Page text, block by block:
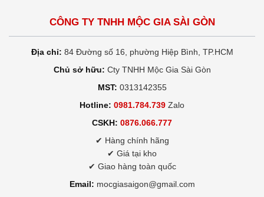
CÔNG TY TNHH MỘC GIA SÀI GÒN
Địa chỉ: 84 Đường số 16, phường Hiệp Bình, TP.HCM
Chủ sở hữu: Cty TNHH Mộc Gia Sài Gòn
MST: 0313142355
Hotline: 0981.784.739 Zalo
CSKH: 0876.066.777
✔ Hàng chính hãng
✔ Giá tại kho
✔ Giao hàng toàn quốc
Email: mocgiasaigon@gmail.com